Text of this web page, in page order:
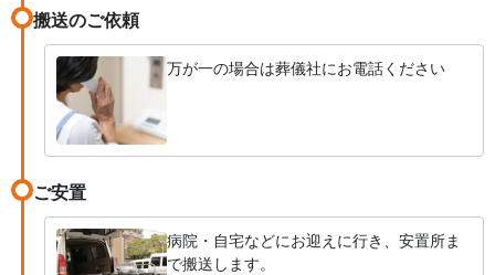
搬送のご依頼
万が一の場合は葬儀社にお電話ください
ご安置
病院・自宅などにお迎えに行き、安置所ま
で搬送します。